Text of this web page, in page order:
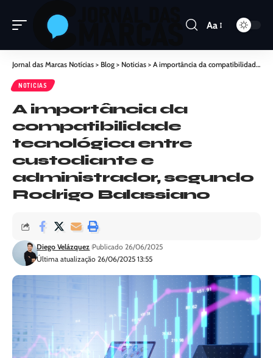
Aa
Jornal das Marcas Notícias > Blog > Noticias > A importância da compatibilidade tecnológica entre custodiante e administrador, segundo Rodrigo Balassiano
NOTICIAS
A importância da
compatibilidade
tecnológica entre
custodiante e
administrador, segundo
Rodrigo Balassiano
Última atualização 26/06/2025 13:55
Diego Velázquez Publicado 26/06/2025